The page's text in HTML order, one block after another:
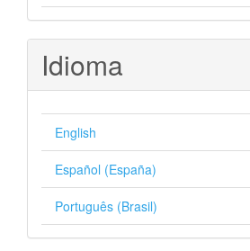
Idioma
English
Español (España)
Português (Brasil)